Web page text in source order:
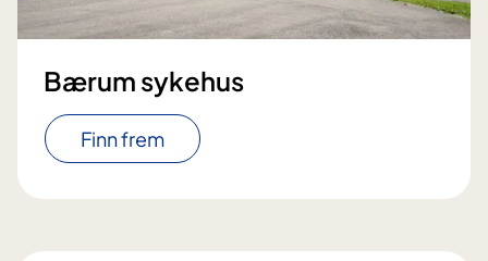
Bærum sykehus
Finn frem